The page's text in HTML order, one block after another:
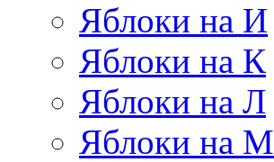
Яблоки на И
Яблоки на К
Яблоки на Л
Яблоки на М